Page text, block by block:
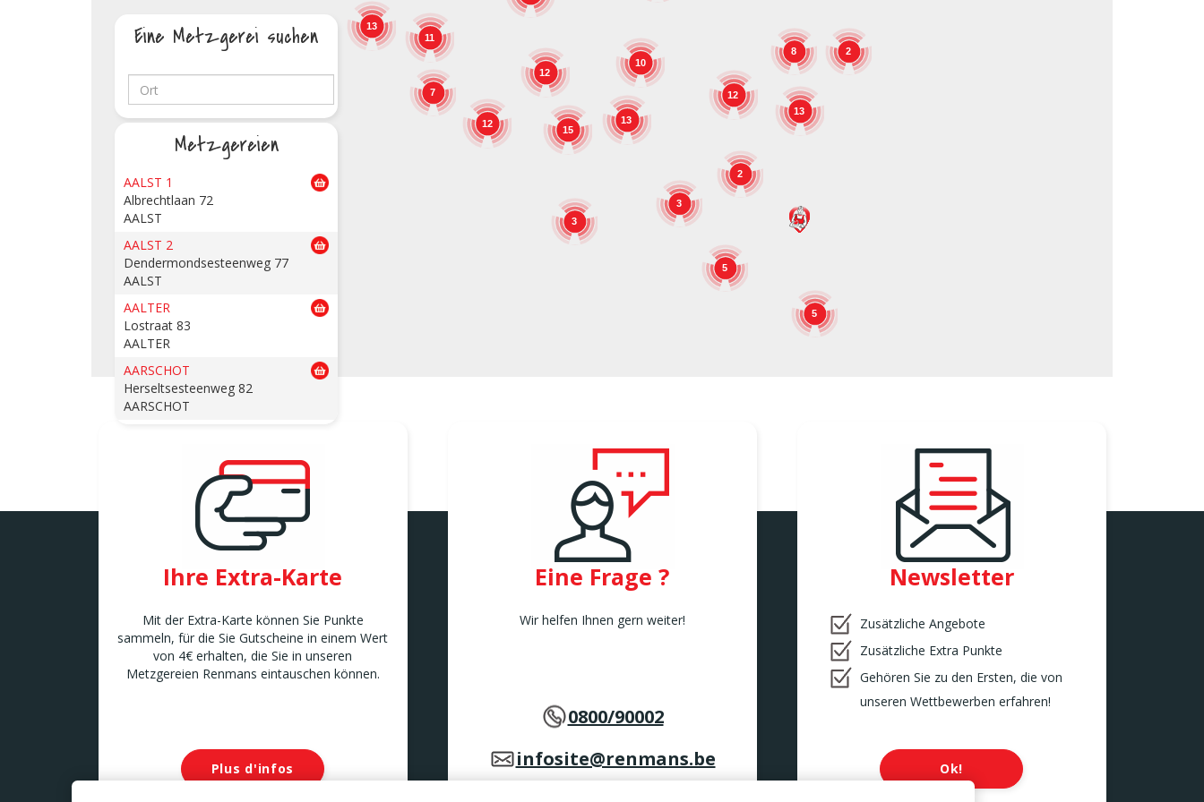
Eine Metzgerei suchen
Metzgereien
AALST 1
Albrechtlaan 72
AALST
AALST 2
Dendermondsesteenweg 77
AALST
AALTER
Lostraat 83
AALTER
AARSCHOT
Herseltsesteenweg 82
AARSCHOT
Chaussée de Liège 7 B
Avenue de la Belle Mine 26
ANDERLECHT 2
Avenue Marius Renard 29
ANDERLECHT
ANDERLUES
Rue Louvieaux 5
ANTOING
12
15
7
5
13
11
13
3
5
12
12
10
3
13
8 2
2
Ihre Extra-Karte
Mit der Extra-Karte können Sie Punkte
sammeln, für die Sie Gutscheine in einem Wert
von 4€ erhalten, die Sie in unseren
Metzgereien Renmans eintauschen können.
Plus d'infos
Eine Frage ?
Wir helfen Ihnen gern weiter!
0800/90002
infosite@renmans.be
Newsletter
Zusätzliche Angebote
Zusätzliche Extra Punkte
Gehören Sie zu den Ersten, die von
unseren Wettbewerben erfahren!
Ok!